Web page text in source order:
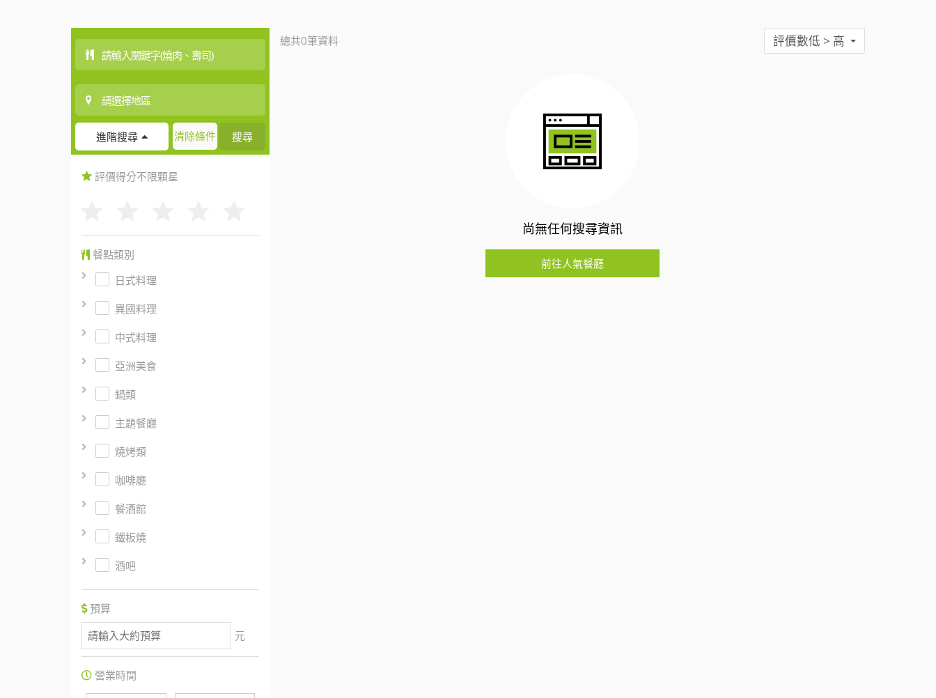
進階搜尋 清除條件 搜尋
評價得分不限顆星
餐點類別
日式料理
異國料理
中式料理
亞洲美食
鍋類
主題餐廳
燒烤類
咖啡廳
餐酒館
鐵板燒
酒吧
預算
元
營業時間
總共0筆資料 評價數低 > 高
尚無任何搜尋資訊
前往人氣餐廳